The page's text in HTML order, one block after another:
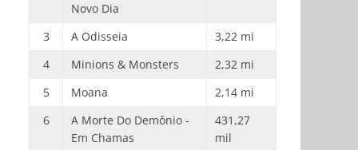
Novo Dia
3 A Odisseia
3,22 mi
4
Minions & Monsters
2,32 mi
5
Moana
2,14 mi
6
A Morte Do Demônio -
Em Chamas
431,27
mil